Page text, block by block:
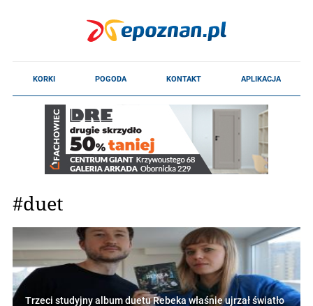
#duet
Trzeci studyjny album duetu Rebeka właśnie ujrzał światło